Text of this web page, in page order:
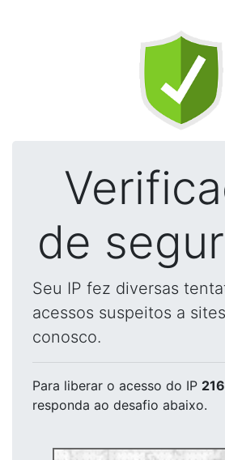
de
Seu IP fez diversas
acessos suspeitos a
conosco.
Para liberar o acesso do IP
responda ao desafio abaixo.